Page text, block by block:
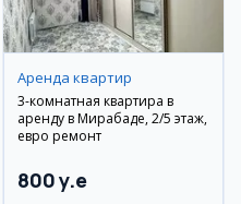
Аренда квартир
3-комнатная квартира в
аренду в Мирабаде, 2/5 этаж,
евро ремонт
800 y.e